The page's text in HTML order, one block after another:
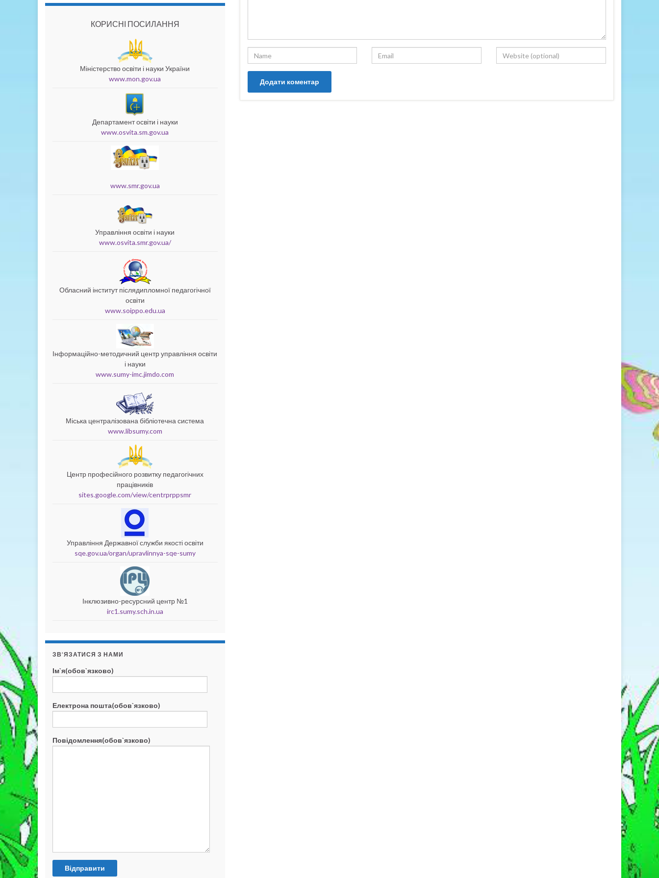
КОРИСНІ ПОСИЛАННЯ
Міністерство освіти і науки України
www.mon.gov.ua
Департамент освіти і науки
www.osvita.sm.gov.ua
www.smr.gov.ua
Управління освіти і науки
www.osvita.smr.gov.ua/
Обласний інститут післядипломної педагогічної
освіти
www.soippo.edu.ua
Інформаційно-методичний центр управління освіти
і науки
www.sumy-imc.jimdo.com
Міська централізована бібліотечна система
www.libsumy.com
Центр професійного розвитку педагогічних
працівників
sites.google.com/view/centrprppsmr
Управління Державної служби якості освіти
sqe.gov.ua/organ/upravlinnya-sqe-sumy
Інклюзивно-ресурсний центр №1
irc1.sumy.sch.in.ua
ЗВ’ЯЗАТИСЯ З НАМИ
Ім`я(обов`язково)
Електрона пошта(обов`язково)
Повідомлення(обов`язково)